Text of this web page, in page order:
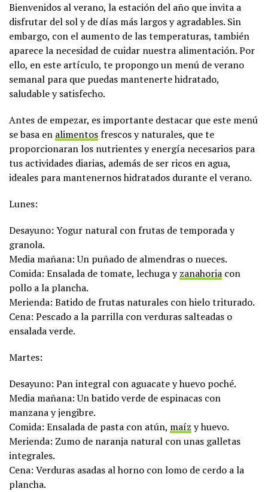
Bienvenidos al verano, la estación del año que invita a
disfrutar del sol y de días más largos y agradables. Sin
embargo, con el aumento de las temperaturas, también
aparece la necesidad de cuidar nuestra alimentación. Por
ello, en este artículo, te propongo un menú de verano
semanal para que puedas mantenerte hidratado,
saludable y satisfecho.
Antes de empezar, es importante destacar que este menú
se basa en alimentosfrescos y naturales, que te
proporcionaran los nutrientes y energía necesarios para
tus actividades diarias, además de ser ricos en agua,
ideales para mantenernos hidratados durante el verano.
Lunes:
Desayuno: Yogur natural con frutas de temporada y
granola.
Media mañana: Un puñado de almendras o nueces.
Comida: Ensalada de tomate, lechuga yzanahoria con
pollo a la plancha.
Merienda: Batido de frutas naturales con hielo triturado.
Cena: Pescado a la parrilla con verduras salteadas o
ensalada verde.
Martes:
Desayuno: Pan integral con aguacate y huevo poché.
Media mañana: Un batido verde de espinacas con
manzana y jengibre.
Comida: Ensalada de pasta con atún, maíz y huevo.
Merienda: Zumo de naranja natural con unas galletas
integrales.
Cena: Verduras asadas al horno con lomo de cerdo a la
plancha.